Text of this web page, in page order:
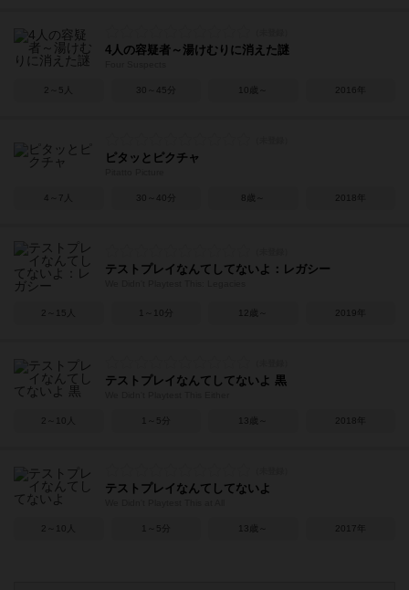
4人の容疑者～湯けむりに消えた謎
2～5人 30～45分 10歳～ 2016年
ピタッとピクチャ
4～7人 30～40分 8歳～ 2018年
テストプレイなんてしてないよ：レガシー
2～15人 1～10分 12歳～ 2019年
テストプレイなんてしてないよ 黒
2～10人 1～5分 13歳～ 2018年
テストプレイなんてしてないよ
2～10人 1～5分 13歳～ 2017年